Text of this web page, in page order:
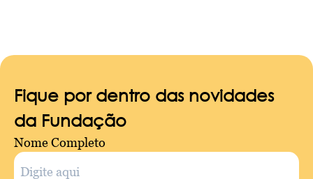
Fique por dentro das novidades
da Fundação
Nome Completo